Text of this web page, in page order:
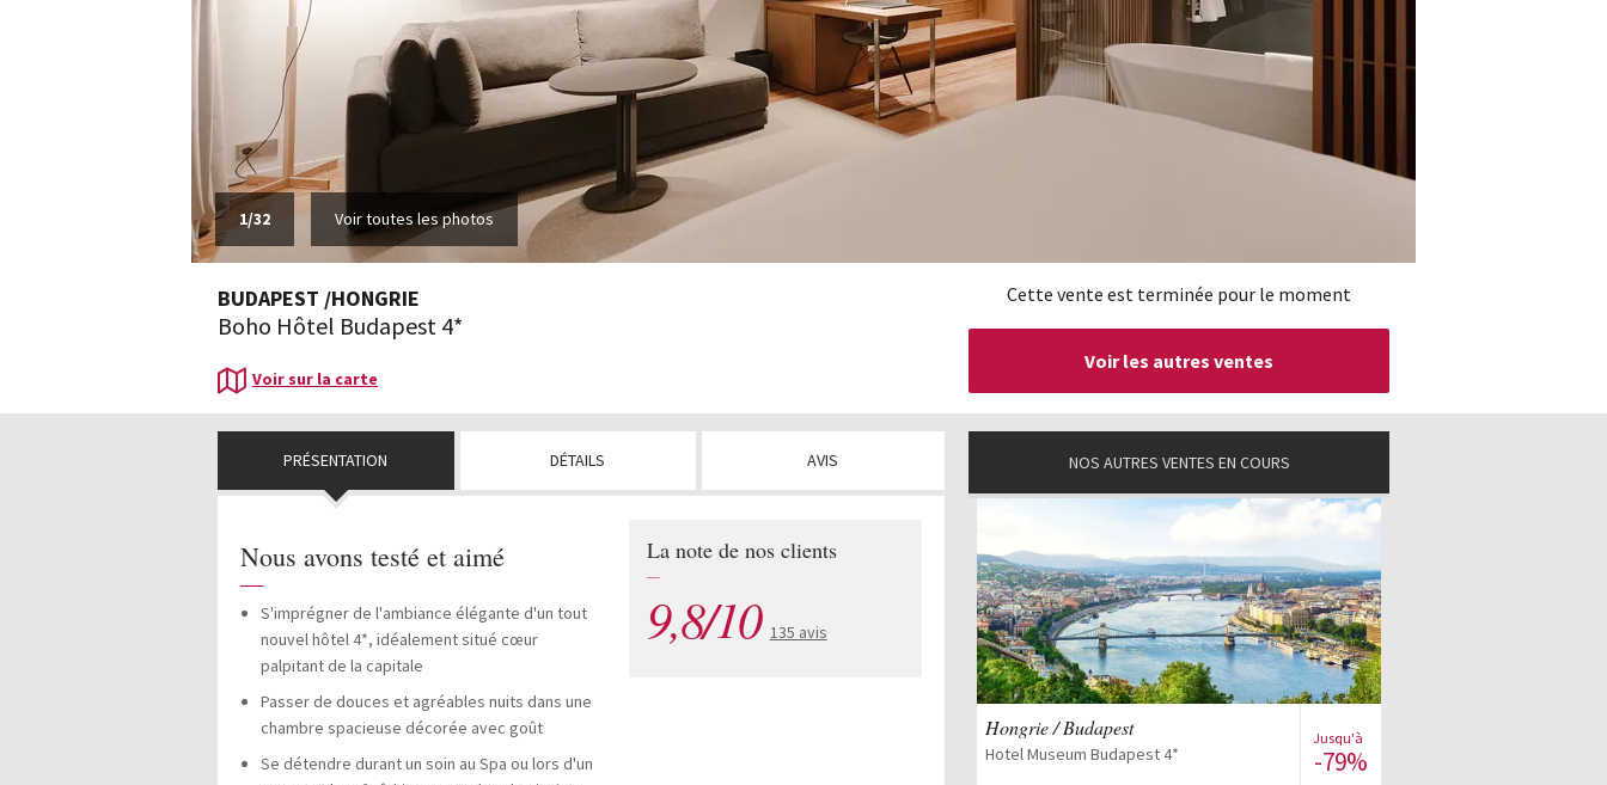
1/32 Voir toutes les photos
Cette vente est terminée pour le moment
Voir les autres ventes
BUDAPEST /HONGRIE
Boho Hôtel Budapest 4*
Voir sur la carte
PRÉSENTATION DÉTAILS AVIS
Nous avons testé et aimé
—
S'imprégner de l'ambiance élégante d'un tout
nouvel hôtel 4*, idéalement situé cœur
palpitant de la capitale
Passer de douces et agréables nuits dans une
chambre spacieuse décorée avec goût
Se détendre durant un soin au Spa ou lors d'un
La note de nos clients
—
9,8/10 135 avis
NOS AUTRES VENTES EN COURS
Voir la vente
Hongrie / Budapest
Hotel Museum Budapest 4*
Jusqu'à
-79%